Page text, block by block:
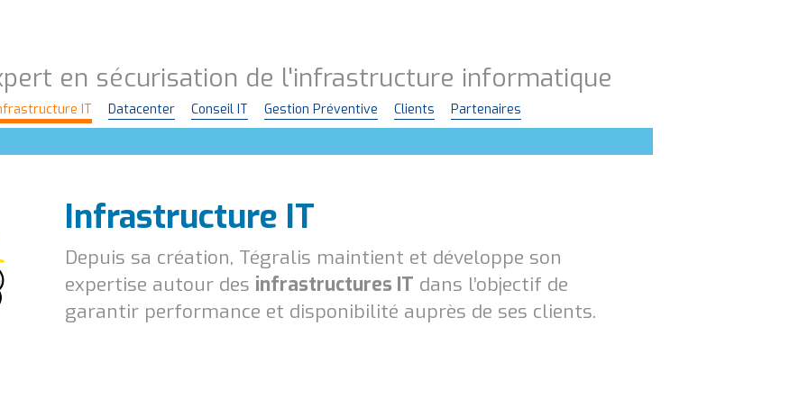
en sécurisation de l'infrastructure informatique
IT Datacenter Conseil IT Gestion Préventive Clients
Partenaires
Infrastructure IT
Depuis sa création, Tégralis maintient et développe son
expertise autour des infrastructures IT dans l’objectif de
garantir performance et disponibilité auprès de ses clients.